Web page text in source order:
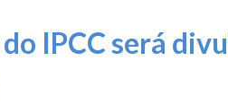
IPCC será